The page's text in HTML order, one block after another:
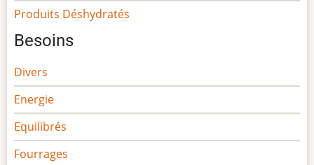
Produits Déshydratés
Besoins
Divers
Energie
Equilibrés
Fourrages